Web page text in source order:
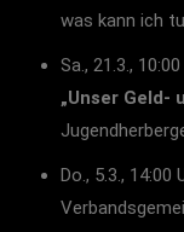
was kann ich
Sa., 21.3.,
„Unser Geld-
Do., 5.3., 14:00